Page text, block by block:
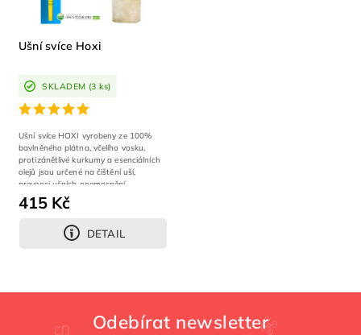
Ušní svíce Hoxi
SKLADEM (3 ks)
415 Kč
DETAIL
Ušní svíce HOXI vyrobeny ze 100%
bavlněného plátna, včelího vosku,
protizánětlivé kurkumy a esenciálních
olejů jsou určené na čištění uší,
prevenci ušních onemocnění,
problémů...
Odebírat newsletter